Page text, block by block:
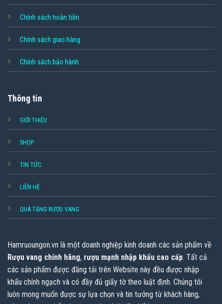
Chính sách hoàn tiền
Chính sách giao hàng
Chính sách bảo hành
Thông tin
GIỚI THIỆU
SHOP
TIN TỨC
LIÊN HỆ
QUÀ TẶNG RƯỢU VANG
Hamruoungon.vn là một doanh nghiệp kinh doanh các sản phẩm về
Rượu vang chính hãng, rượu mạnh nhập khẩu cao cấp. Tất cả
các sản phẩm được đăng tải trên Website này đều được nhập
khẩu chính ngạch và có đầy đủ giấy tờ theo luật định. Chúng tôi
luôn mong muốn được sự lựa chọn và tin tưởng từ khách hàng,